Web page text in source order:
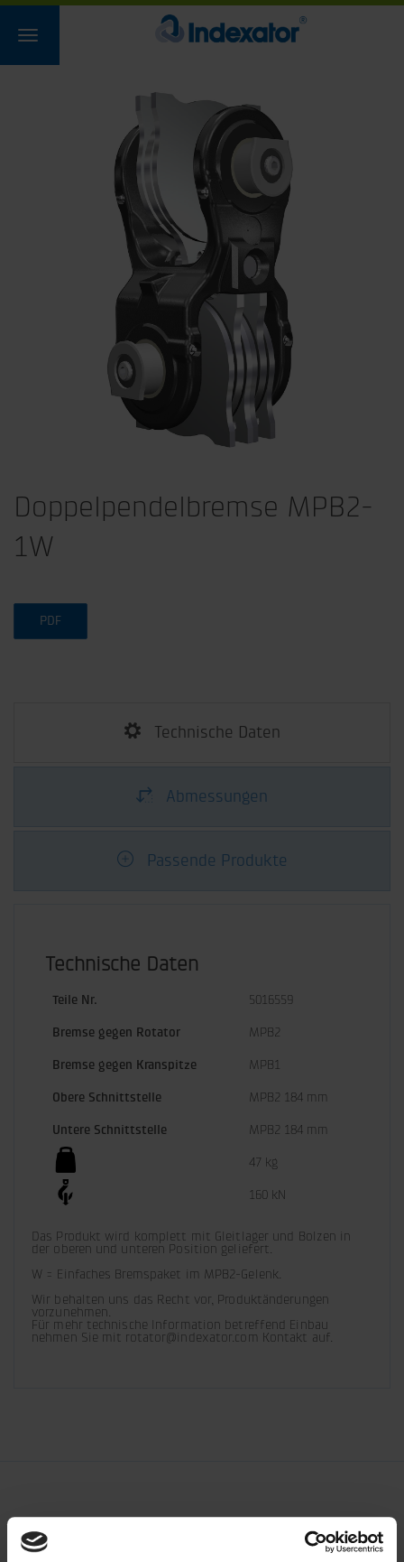
Doppel­pendelbremse MPB2-
1W
PDF
Technische Daten
Abmessungen
Passende Produkte
Technische Daten
Teile Nr. 5016559
Bremse gegen Rotator MPB2
Bremse gegen Kranspitze MPB1
Obere Schnittstelle MPB2 184 mm
Untere Schnittstelle MPB2 184 mm
47 kg
160 kN
Das Produkt wird komplett mit Gleitlager und Bolzen in
der oberen und unteren Position geliefert.
W = Einfaches Bremspaket im MPB2-Gelenk.
Wir behalten uns das Recht vor, Produktänderungen
vorzunehmen.
Für mehr technische Information betreffend Einbau
nehmen Sie mit rotator@indexator.com Kontakt auf.